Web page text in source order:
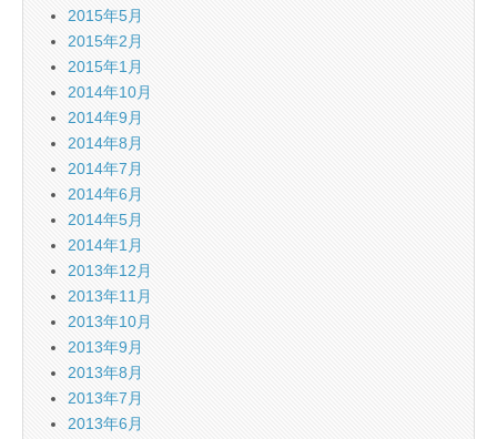
2015年5月
2015年2月
2015年1月
2014年10月
2014年9月
2014年8月
2014年7月
2014年6月
2014年5月
2014年1月
2013年12月
2013年11月
2013年10月
2013年9月
2013年8月
2013年7月
2013年6月